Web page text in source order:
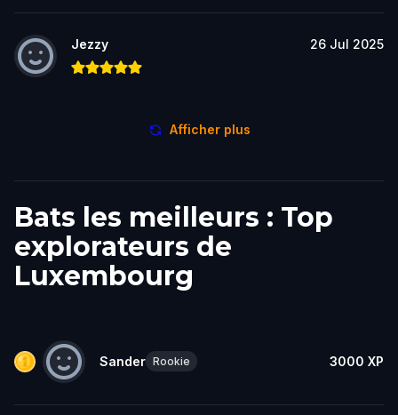
Jezzy 26 Jul 2025
Afficher plus
Bats les meilleurs : Top
explorateurs de
Luxembourg
Sander Rookie 3000 XP